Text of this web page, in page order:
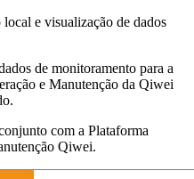
e visualização de dados
de monitoramento para a
e Manutenção da Qiwei
com a Plataforma
Qiwei.